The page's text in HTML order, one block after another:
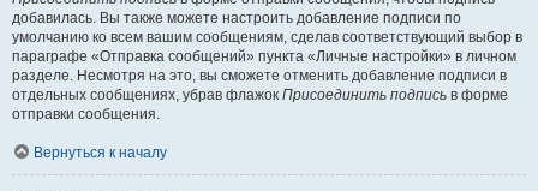
добавилась. Вы также можете настроить добавление подписи по
умолчанию ко всем вашим сообщениям, сделав соответствующий выбор в
параграфе «Отправка сообщений» пункта «Личные настройки» в личном
разделе. Несмотря на это, вы сможете отменить добавление подписи в
отдельных сообщениях, убрав флажок Присоединить подпись в форме
отправки сообщения.
Вернуться к началу